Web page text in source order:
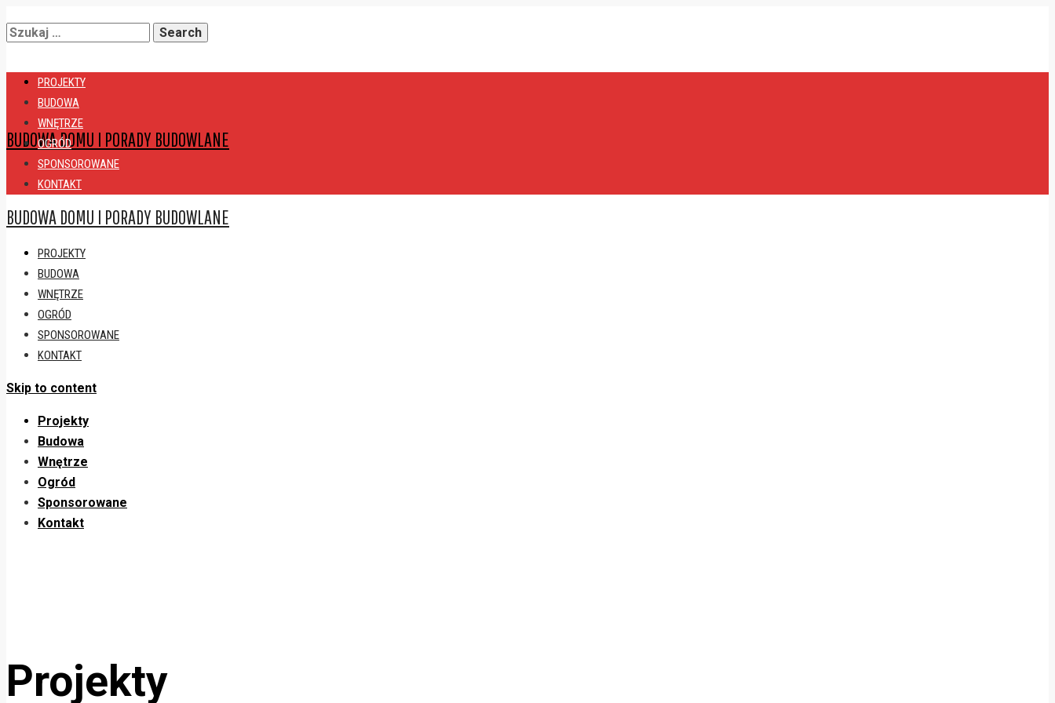
Search
for:
BUDOWA DOMU I PORADY BUDOWLANE
PROJEKTY
BUDOWA
WNĘTRZE
OGRÓD
SPONSOROWANE
KONTAKT
BUDOWA DOMU I PORADY BUDOWLANE
PROJEKTY
BUDOWA
WNĘTRZE
OGRÓD
SPONSOROWANE
KONTAKT
Skip to content
Projekty
Budowa
Wnętrze
Ogród
Sponsorowane
Kontakt
Projekty